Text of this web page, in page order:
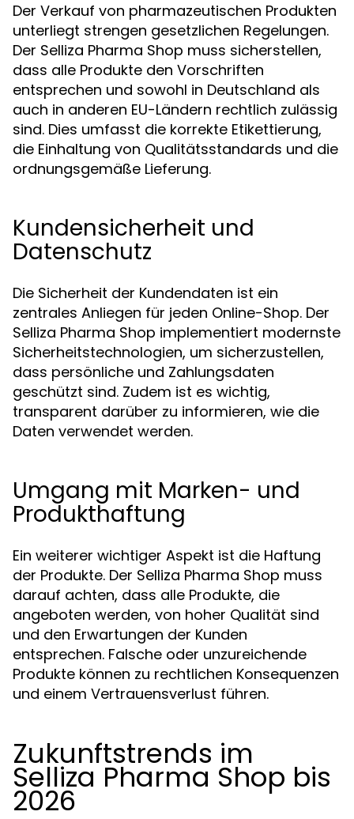
Der Verkauf von pharmazeutischen Produkten
unterliegt strengen gesetzlichen Regelungen.
Der Selliza Pharma Shop muss sicherstellen,
dass alle Produkte den Vorschriften
entsprechen und sowohl in Deutschland als
auch in anderen EU-Ländern rechtlich zulässig
sind. Dies umfasst die korrekte Etikettierung,
die Einhaltung von Qualitätsstandards und die
ordnungsgemäße Lieferung.
Kundensicherheit und
Datenschutz
Die Sicherheit der Kundendaten ist ein
zentrales Anliegen für jeden Online-Shop. Der
Selliza Pharma Shop implementiert modernste
Sicherheitstechnologien, um sicherzustellen,
dass persönliche und Zahlungsdaten
geschützt sind. Zudem ist es wichtig,
transparent darüber zu informieren, wie die
Daten verwendet werden.
Umgang mit Marken- und
Produkthaftung
Ein weiterer wichtiger Aspekt ist die Haftung
der Produkte. Der Selliza Pharma Shop muss
darauf achten, dass alle Produkte, die
angeboten werden, von hoher Qualität sind
und den Erwartungen der Kunden
entsprechen. Falsche oder unzureichende
Produkte können zu rechtlichen Konsequenzen
und einem Vertrauensverlust führen.
Zukunftstrends im
Selliza Pharma Shop bis
2026